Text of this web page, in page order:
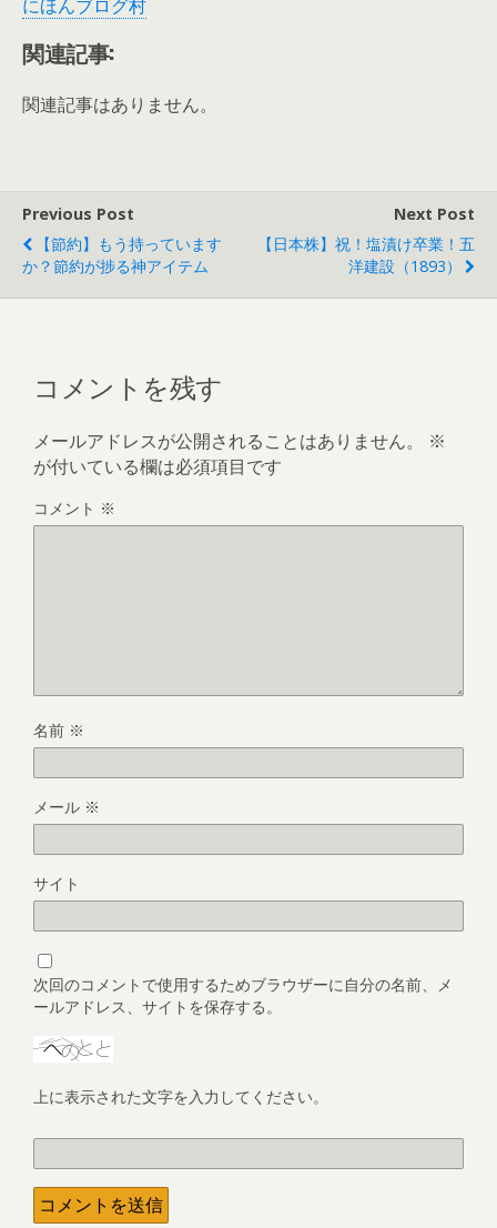
にほんブログ村
関連記事:
関連記事はありません。
Previous Post
【節約】もう持っています
か？節約が捗る神アイテム
Next Post
【日本株】祝！塩漬け卒業！五
洋建設（1893）
コメントを残す
メールアドレスが公開されることはありません。
※
が付いている欄は必須項目です
コメント ※
名前 ※
メール ※
サイト
次回のコメントで使用するためブラウザーに自分の名前、メ
ールアドレス、サイトを保存する。
上に表示された文字を入力してください。